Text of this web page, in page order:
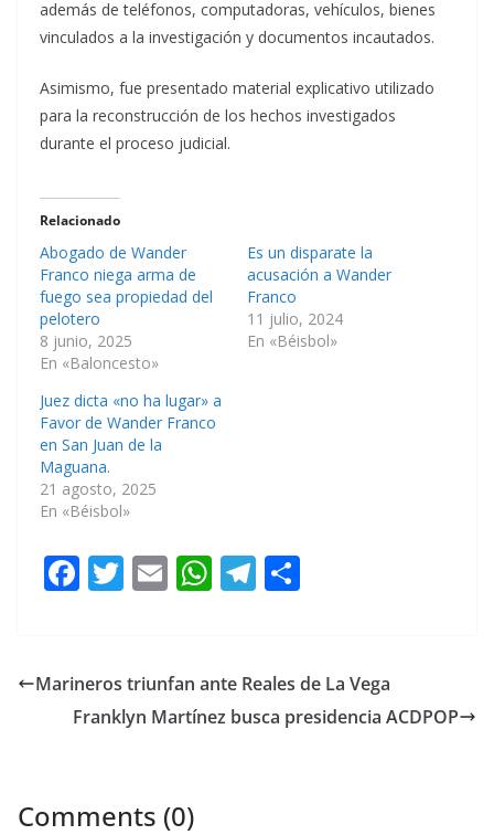
además de teléfonos, computadoras, vehículos, bienes
vinculados a la investigación y documentos incautados.
Asimismo, fue presentado material explicativo utilizado
para la reconstrucción de los hechos investigados
durante el proceso judicial.
Relacionado
Abogado de Wander
Franco niega arma de
fuego sea propiedad del
pelotero
8 junio, 2025
En «Baloncesto»
Es un disparate la
acusación a Wander
Franco
11 julio, 2024
En «Béisbol»
Juez dicta «no ha lugar» a
Favor de Wander Franco
en San Juan de la
Maguana.
21 agosto, 2025
En «Béisbol»
F
b
o
T
er
E
l
W
s
A
T
gr
a
p
ar
Marineros triunfan ante Reales de La Vega
Franklyn Martínez busca presidencia ACDPOP
Comments (0)